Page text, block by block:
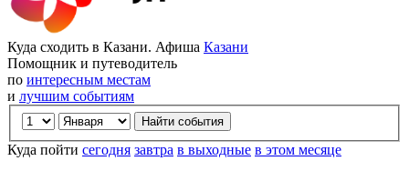
Куда сходить в Казани. Афиша Казани
Помощник и путеводитель
по интересным местам
и лучшим событиям
Куда пойти сегодня завтра в выходные в этом месяце